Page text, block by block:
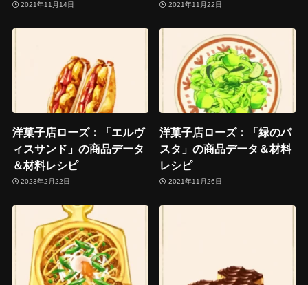
2021年11月14日 2021年11月22日
洋菓子店ローズ：「エルヴ
ィスサンド」の商品データ
＆材料レシピ
2023年2月22日
洋菓子店ローズ：「緑のパ
スタ」の商品データ＆材料
レシピ
2021年11月26日